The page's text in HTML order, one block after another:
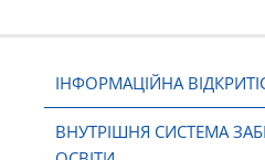
ІНФОРМАЦІЙНА
ВНУТРІШНЯ СИСТЕМА